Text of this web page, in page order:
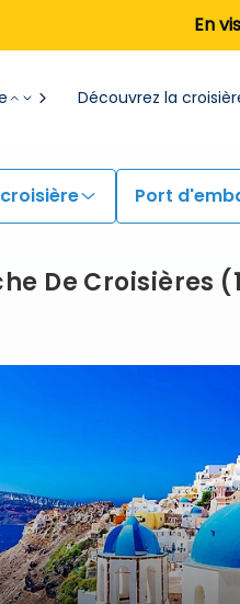
En
Découvrez la
Port
De Croisières (